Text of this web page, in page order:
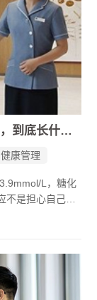
一家服务于企业家家庭的健康管理机构，到底长什么样？
健康管理
L，糖化
不是担心自己的
更现实的问题
办？
一家健康管理